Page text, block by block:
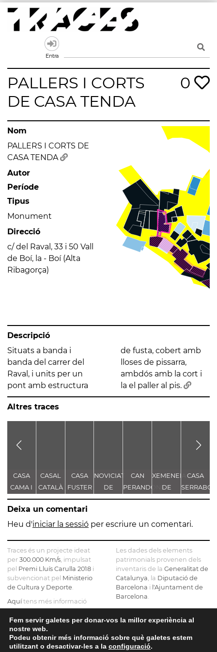
Skip
content
Un mapa de la memòria obert a tothom
Entra
PALLERS I CORTS
DE CASA TENDA
0
Nom
PALLERS I CORTS DE
CASA TENDA
Autor
Període
Tipus
Monument
Direcció
c/ del Raval, 33 i 50 Vall
de Boí, la - Boí (Alta
Ribagorça)
Descripció
Situats a banda i
banda del carrer del
Raval, i units per un
pont amb estructura
de fusta, cobert amb
lloses de pissarra,
ambdós amb la cort i
la el paller al pis.
Altres traces
CASA
CAMA I
ESCURRA
CASAL
CATALÀ
CASA
FUSTER
NOVICIAT
DE
NOSTRA
DE LA
CAN
PERANDONES
- CASA
FARJAS
XEMENEIA
DE
L'ANTIGA
C.E.L.O.
CASA
SERRABOU
Deixa un comentari
Heu d'iniciar la sessió per escriure un comentari.
Traces és un projecte ideat
per 300.000 Km/s , impulsat
pel Premi Lluís Carulla 2018 i
subvencionat pel Ministerio
de Cultura y Deporte
Aquítens més informació
sobre el projecte
Si ens vols contactar pots fer-
ho a info@tracesmap.org
Les dades dels elements
patrimonials provenen dels
inventaris de la Generalitat de
Catalunya , la Diputació de
Barcelona i l'Ajuntament de
Barcelona
El mapa base ha estat
realitzat amb dades de la
, l'Institut Cartogràfic i
Geològic de Catalunya
Fem servir galetes per donar-vos la millor experiència al
nostre web.
Podeu obtenir més informació sobre què galetes estem
utilitzant o desactivar-les a la configuració.